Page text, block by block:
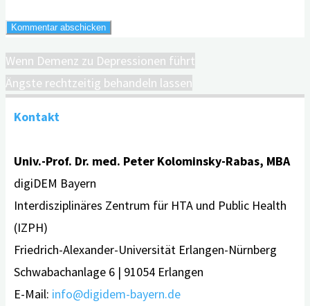
Wenn Demenz zu Depressionen führt
Ängste rechtzeitig behandeln lassen
Kontakt
Univ.-Prof. Dr. med. Peter Kolominsky-Rabas, MBA
digiDEM Bayern
Interdisziplinäres Zentrum für HTA und Public Health
(IZPH)
Friedrich-Alexander-Universität Erlangen-Nürnberg
Schwabachanlage 6 | 91054 Erlangen
E-Mail: info@digidem-bayern.de